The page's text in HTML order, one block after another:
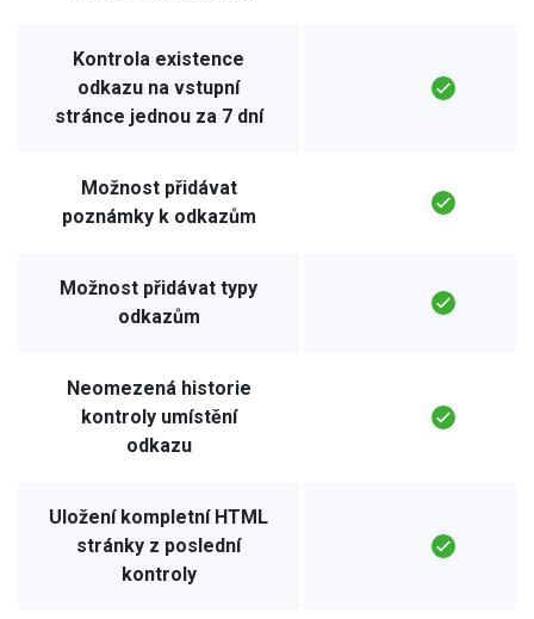
Kontrola existence
odkazu na vstupní
stránce jednou za 7 dní
Možnost přidávat
poznámky k odkazům
Možnost přidávat typy
odkazům
Neomezená historie
kontroly umístění
odkazu
Uložení kompletní HTML
stránky z poslední
kontroly